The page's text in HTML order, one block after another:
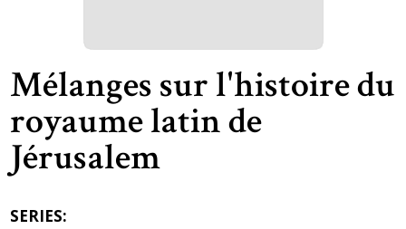
Mélanges sur l'histoire du
royaume latin de
Jérusalem
SERIES: